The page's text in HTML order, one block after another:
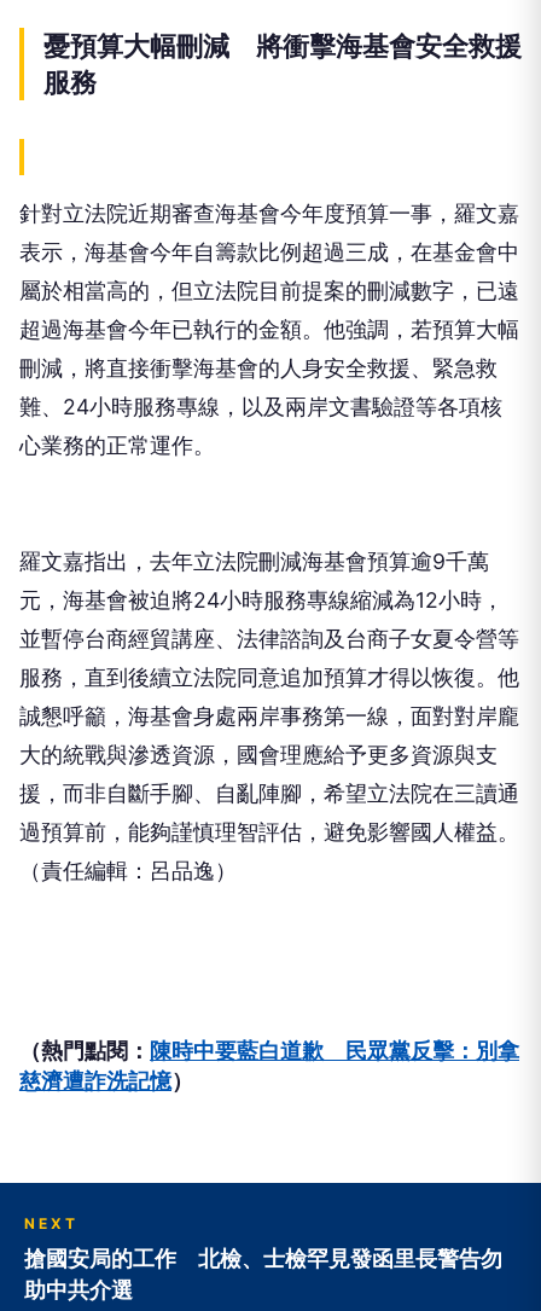
憂預算大幅刪減 將衝擊海基會安全救援
服務
針對立法院近期審查海基會今年度預算一事，羅文嘉
表示，海基會今年自籌款比例超過三成，在基金會中
屬於相當高的，但立法院目前提案的刪減數字，已遠
超過海基會今年已執行的金額。他強調，若預算大幅
刪減，將直接衝擊海基會的人身安全救援、緊急救
難、24小時服務專線，以及兩岸文書驗證等各項核
心業務的正常運作。
羅文嘉指出，去年立法院刪減海基會預算逾9千萬
元，海基會被迫將24小時服務專線縮減為12小時，
並暫停台商經貿講座、法律諮詢及台商子女夏令營等
服務，直到後續立法院同意追加預算才得以恢復。他
誠懇呼籲，海基會身處兩岸事務第一線，面對對岸龐
大的統戰與滲透資源，國會理應給予更多資源與支
援，而非自斷手腳、自亂陣腳，希望立法院在三讀通
過預算前，能夠謹慎理智評估，避免影響國人權益。
（責任編輯：呂品逸）
（熱門點閱： 陳時中要藍白道歉 民眾黨反擊：別拿
慈濟遭詐洗記憶）
NEXT
搶國安局的工作 北檢、士檢罕見發函里長警告勿
助中共介選